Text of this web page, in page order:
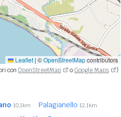
Leaflet | ©OpenStreetMapcontributors
con OpenStreetMap o Google Maps )
10,1km Palagianello 12,1km